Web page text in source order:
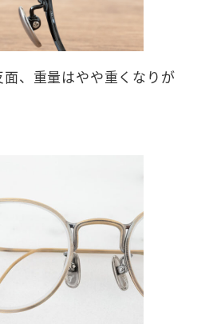
、重量はやや重くなりが